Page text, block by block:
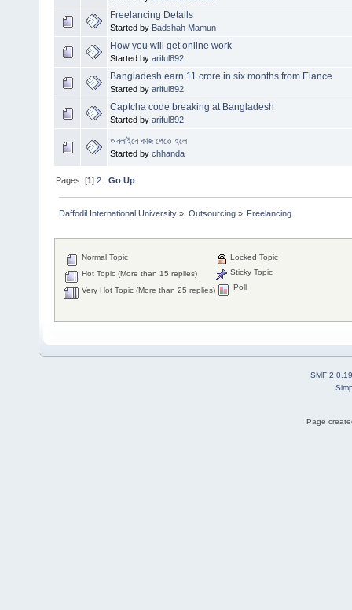
Freelancing Details
Started by Badshah Mamun
How you will get online work
Started by ariful892
Bangladesh earn 11 crore in six months from Elance
Started by ariful892
Captcha code breaking at Bangladesh
Started by ariful892
অনলাইনে কাজ পেতে হলে
Started by chhanda
Pages: [1]2 Go Up
Daffodil International University » Outsourcing» Freelancing
Normal Topic
Hot Topic (More than 15 replies)
Very Hot Topic (More than 25 replies)
Locked Topic
Sticky Topic
Poll
SMF 2.0.19
Page